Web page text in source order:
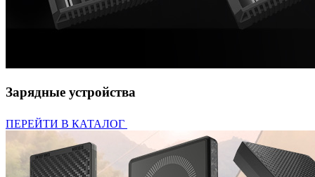
Зарядные устройства
ПЕРЕЙТИ В КАТАЛОГ